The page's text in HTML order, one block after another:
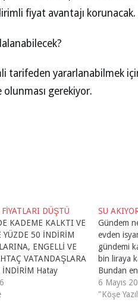
fiyat avantajı korunacak.
tarifeden yararlanabilmek
gerekiyor.
FİYATLARI DÜŞTÜ
KADEME KALKTI VE
YÜZDE 50 İNDİRİM
ENGELLİ VE
VATANDAŞLARA
İNDİRİM Hatay
Su ve
Genel
SU
Gündem
evden
gündemi
bin liraya
Bundan
Parti
idareciler
6 Mayıs
"Köşe